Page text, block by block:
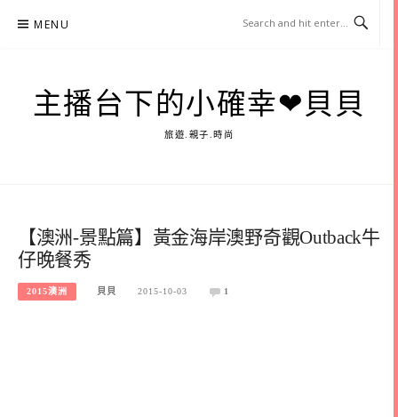
MENU
主播台下的小確幸❤貝貝
旅遊.親子.時尚
【澳洲-景點篇】黃金海岸澳野奇觀Outback牛
仔晚餐秀
2015澳洲 貝貝 2015-10-03 1